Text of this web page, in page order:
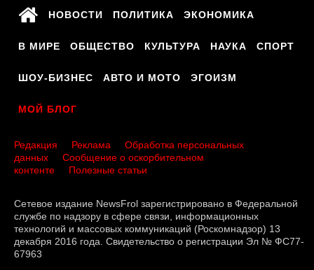
НОВОСТИ ПОЛИТИКА ЭКОНОМИКА
В МИРЕ ОБЩЕСТВО КУЛЬТУРА НАУКА СПОРТ
ШОУ-БИЗНЕС АВТО И МОТО ЭГОИЗМ
МОЙ БЛОГ
Редакция Реклама
Обработка персональных
данных
Сообщение о оскорбительном
контенте
Полезные статьи
Сетевое издание NewsFrol зарегистрировано в Федеральной
службе по надзору в сфере связи, информационных
технологий и массовых коммуникаций (Роскомнадзор) 13
декабря 2016 года. Свидетельство о регистрации Эл № ФС77-
67963